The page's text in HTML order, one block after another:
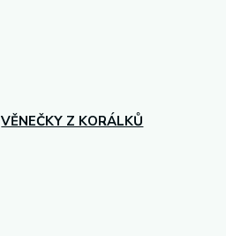
VĚNEČKY Z KORÁLKŮ